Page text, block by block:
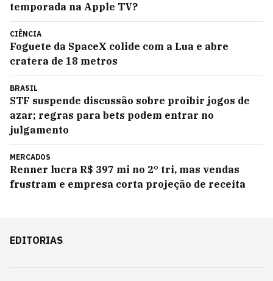
temporada na Apple TV?
CIÊNCIA
Foguete da SpaceX colide com a Lua e abre
cratera de 18 metros
BRASIL
STF suspende discussão sobre proibir jogos de
azar; regras para bets podem entrar no
julgamento
MERCADOS
Renner lucra R$ 397 mi no 2° tri, mas vendas
frustram e empresa corta projeção de receita
EDITORIAS